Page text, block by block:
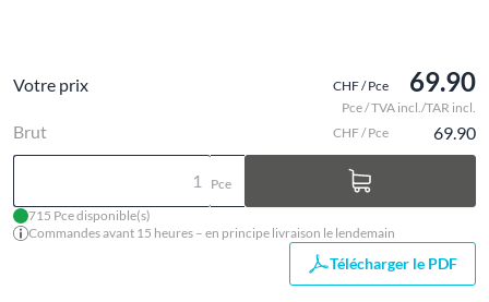
Votre prix CHF / Pce 69.90
Pce / TVA incl./TAR incl.
Brut CHF / Pce 69.90
Pce
715 Pce disponible(s)
Commandes avant 15 heures – en principe livraison le lendemain
Télécharger le PDF